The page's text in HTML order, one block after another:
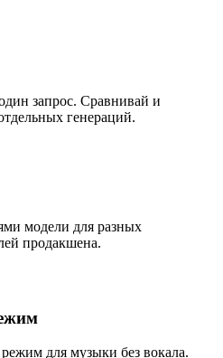
запрос. Сравнивай и
генераций.
модели для разных
продакшена.
для музыки без вокала.